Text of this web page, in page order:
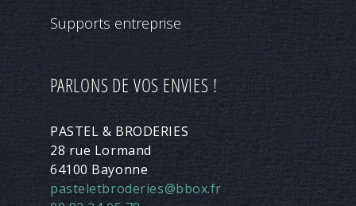
Supports entreprise
PARLONS DE VOS ENVIES !
PASTEL & BRODERIES
28 rue Lormand
64100 Bayonne
pasteletbroderies@bbox.fr